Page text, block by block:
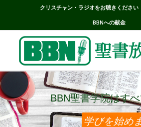
クリスチャン・ラジオをお聴きください
BBNへの献金
BBN聖書学院はす
BBN聖書学院はす
学びを始め